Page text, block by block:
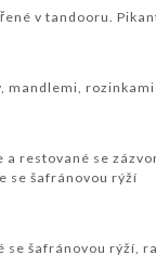
v tandooru.
mandlemi,
restované se
se šafránovou rýží
se šafránovou rýží,